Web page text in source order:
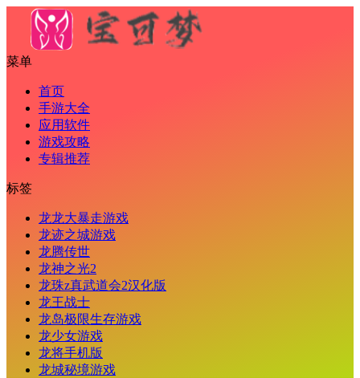
菜单
首页
手游大全
应用软件
游戏攻略
专辑推荐
标签
龙龙大暴走游戏
龙迹之城游戏
龙腾传世
龙神之光2
龙珠z真武道会2汉化版
龙王战士
龙岛极限生存游戏
龙少女游戏
龙将手机版
龙城秘境游戏